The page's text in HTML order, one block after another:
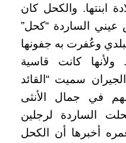
ابنتها. والكحل كان
الساردة “كحل”
وعُفرت به جفونها
ولأنها كانت قاسية
سميت “القائد
في جمال الأنثى
الساردة لرجلين
أخبرها أن الكحل